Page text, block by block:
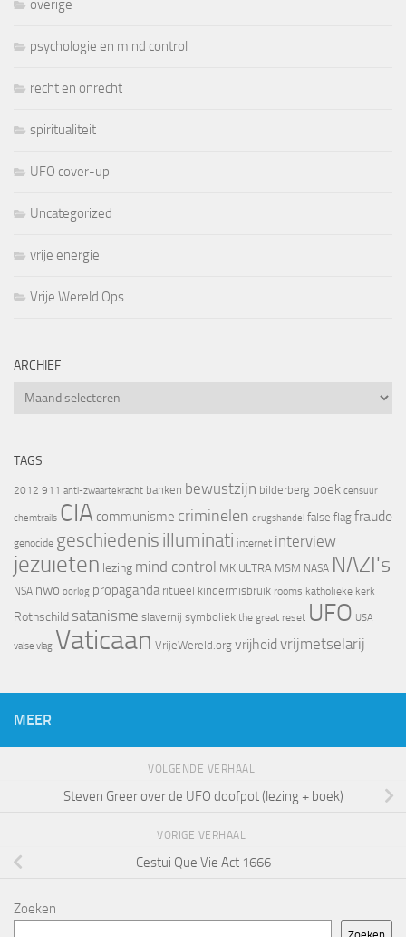
overige
psychologie en mind control
recht en onrecht
spiritualiteit
UFO cover-up
Uncategorized
vrije energie
Vrije Wereld Ops
ARCHIEF
Archief
TAGS
2012 911 anti-zwaartekracht banken bewustzijn bilderberg boek censuur
chemtrails CIA communisme criminelen drugshandel false flag fraude
genocide geschiedenis illuminati internet interview
jezuïeten lezing mind control MK ULTRA MSM NASA NAZI's
NSA nwo oorlog propaganda ritueel kindermisbruik rooms katholieke kerk
Rothschild satanisme slavernij symboliek the great reset UFO USA
valse vlag Vaticaan VrijeWereld.org vrijheid vrijmetselarij
MEER
VOLGENDE VERHAAL
Steven Greer over de UFO doofpot (lezing + boek)
VORIGE VERHAAL
Cestui Que Vie Act 1666
Zoeken